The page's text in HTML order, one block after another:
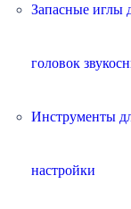
Запасные иглы
головок
Инструменты
настройки
и тп);
оптика /
оптического
хаб с выходом
10gb и USB
съемный
модуля,
Type B,